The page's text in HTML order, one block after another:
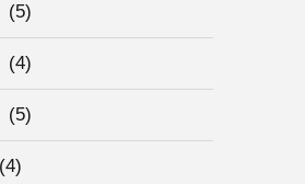
(5)
(4)
(5)
(4)